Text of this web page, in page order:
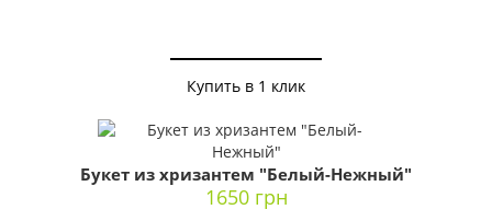
Купить в 1 клик
Букет из хризантем "Белый-Нежный"
1650 грн